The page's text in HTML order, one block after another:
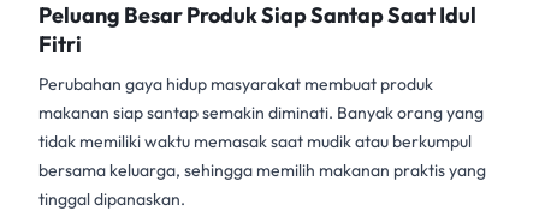
Peluang Besar Produk Siap Santap Saat Idul
Fitri
Perubahan gaya hidup masyarakat membuat produk
makanan siap santap semakin diminati. Banyak orang yang
tidak memiliki waktu memasak saat mudik atau berkumpul
bersama keluarga, sehingga memilih makanan praktis yang
tinggal dipanaskan.